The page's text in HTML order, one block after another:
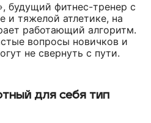
будущий фитнес-тренер с
и тяжелой атлетике, на
работающий алгоритм.
вопросы новичков и
не свернуть с пути.
для себя тип